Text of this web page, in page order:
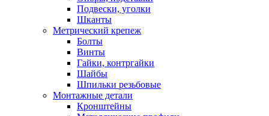
Подвески, уголки
Шканты
Метрический крепеж
Болты
Винты
Гайки, контргайки
Шайбы
Шпильки резьбовые
Монтажные детали
Кронштейны